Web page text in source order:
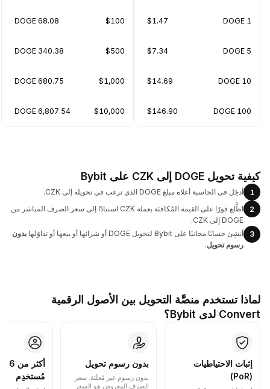
1 DOGE
$1.47
5 DOGE
$7.34
10 DOGE
$14.69
100 DOGE
$146.90
$100
68.08 DOGE
$500
340.38 DOGE
$1,000
680.75 DOGE
$10,000
6,807.54 DOGE
كيفية تحويل DOGE إلى CZK على Bybit
1
أدخِل في الحاسبة أعلاه مبلغ DOGE الذي ترغب في تحويله إلى CZK.
2
اطَّلع فورًا على القيمة المُكافئة بعملة CZK استنادًا إلى سعر الصرف المباشر من
DOGE إلى CZK.
3
أنشِئ حسابًا مجانيًا على Bybit لتحويل DOGE أو شرائها أو بيعها أو تداوُلها
بدون
رسوم تحويل.
لماذا تستخدم منصَّة التحويل بين الأصول الرقمية
Convert لدى Bybit؟
إثبات الاحتياطيات
(PoR)
بدون رسوم تحويل
بدون رسوم غير مُعلَنَة. سعر
الصرف المعروض هو السعر
مُستخدِم